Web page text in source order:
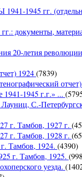
гг.
документы,
20-летия
1924(7839)
отчет)
1945 г.г.» ...
С.-
г. Тамбов, 1927 г.
г. Тамбов, 1928 г.
Тамбов, 1924. (4390)
г. Тамбов, 1925.
уезда.